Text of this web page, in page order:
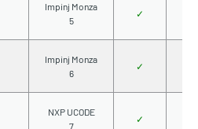
Impinj Monza
5
✓
Impinj Monza
6
✓
NXP UCODE
7
✓